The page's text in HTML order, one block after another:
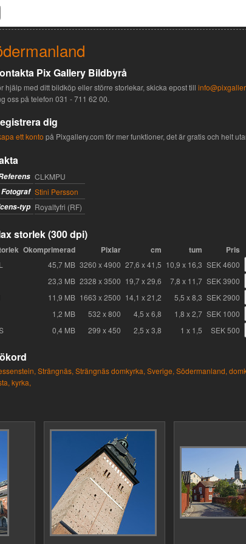
Pix Gallery Bildbyrå
hjälp med ditt bildköp eller större storlekar, skicka epost till
oss på telefon 031 - 711 62 00.
dig
ett konto på Pixgallery.com för mer funktioner, det är gratis och helt
CLKMPU
Fotograf Stini Persson
typ Royaltyfri (RF)
storlek (300 dpi)
Okomprimerad Pixlar cm tum Pris
45,7 MB 3260 x 4900 27,6 x 41,5 10,9 x 16,3 SEK 4600
23,3 MB 2328 x 3500 19,7 x 29,6 7,8 x 11,7 SEK 3900
11,9 MB 1663 x 2500 14,1 x 21,2 5,5 x 8,3 SEK 2900
1,2 MB 532 x 800 4,5 x 6,8 1,8 x 2,7 SEK 1000
0,4 MB 299 x 450 2,5 x 3,8 1 x 1,5 SEK 500
Strängnäs, Strängnäs domkyrka, Sverige, Södermanland,
kyrka,